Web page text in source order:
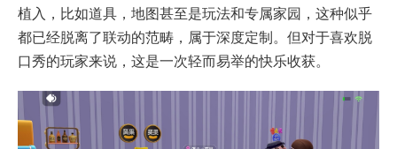
植入，比如道具，地图甚至是玩法和专属家园，这种似乎
都已经脱离了联动的范畴，属于深度定制。但对于喜欢脱
口秀的玩家来说，这是一次轻而易举的快乐收获。